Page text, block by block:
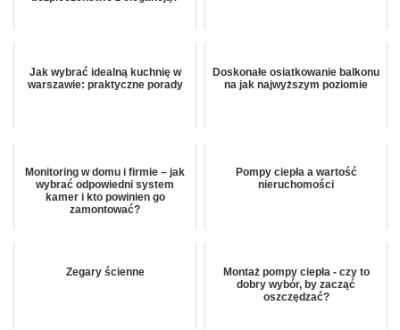
Jak wybrać idealną kuchnię w
warszawie: praktyczne porady
Doskonałe osiatkowanie balkonu
na jak najwyższym poziomie
Monitoring w domu i firmie – jak
wybrać odpowiedni system
kamer i kto powinien go
zamontować?
Pompy ciepła a wartość
nieruchomości
Zegary ścienne
Montaż pompy ciepła - czy to
dobry wybór, by zacząć
oszczędzać?